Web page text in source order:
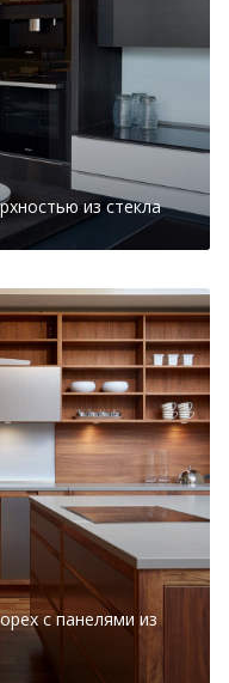
из стекла
с панелями из